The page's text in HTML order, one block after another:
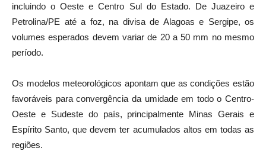
incluindo o Oeste e Centro Sul do Estado. De Juazeiro e
Petrolina/PE até a foz, na divisa de Alagoas e Sergipe, os
volumes esperados devem variar de 20 a 50 mm no mesmo
período.
Os modelos meteorológicos apontam que as condições estão
favoráveis para convergência da umidade em todo o Centro-
Oeste e Sudeste do país, principalmente Minas Gerais e
Espírito Santo, que devem ter acumulados altos em todas as
regiões.